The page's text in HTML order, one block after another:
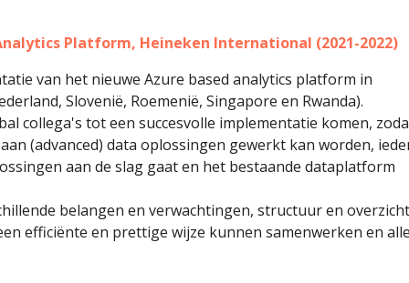
Platform, Heineken International (2021-2022)
van het nieuwe Azure based analytics platform in
Slovenië, Roemenië, Singapore en Rwanda).
collega's tot een succesvolle implementatie komen,
(advanced) data oplossingen gewerkt kan worden,
aan de slag gaat en het bestaande dataplatform
belangen en verwachtingen, structuur en overzicht
efficiënte en prettige wijze kunnen samenwerken en